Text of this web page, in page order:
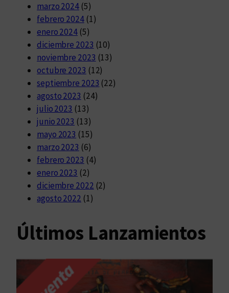
marzo 2024 (5)
febrero 2024(1)
enero 2024 (5)
diciembre 2023 (10)
noviembre 2023 (13)
octubre 2023 (12)
septiembre 2023 (22)
agosto 2023 (24)
julio 2023 (13)
junio 2023 (13)
mayo 2023 (15)
marzo 2023 (6)
febrero 2023 (4)
enero 2023 (2)
diciembre 2022 (2)
agosto 2022 (1)
Últimos Lanzamientos